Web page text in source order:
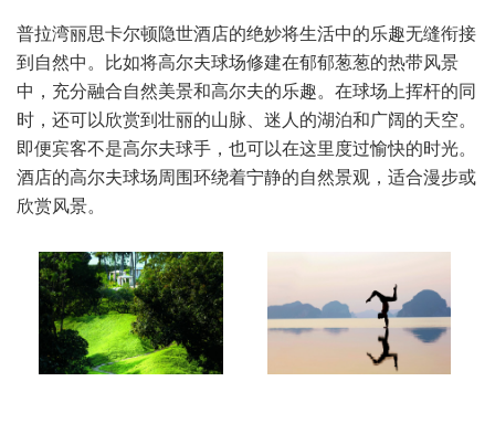
普拉湾丽思卡尔顿隐世酒店的绝妙将生活中的乐趣无缝衔接
到自然中。比如将高尔夫球场修建在郁郁葱葱的热带风景
中，充分融合自然美景和高尔夫的乐趣。在球场上挥杆的同
时，还可以欣赏到壮丽的山脉、迷人的湖泊和广阔的天空。
即便宾客不是高尔夫球手，也可以在这里度过愉快的时光。
酒店的高尔夫球场周围环绕着宁静的自然景观，适合漫步或
欣赏风景。